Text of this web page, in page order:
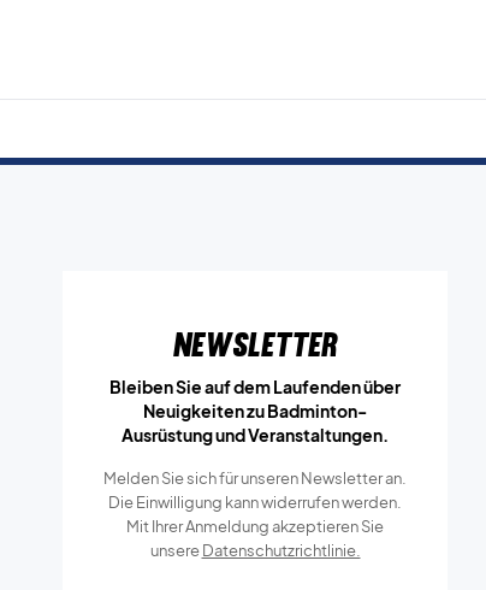
Newsletter
Bleiben Sie auf dem Laufenden über
Neuigkeiten zu Badminton-
Ausrüstung und Veranstaltungen.
Melden Sie sich für unseren Newsletter an.
Die Einwilligung kann widerrufen werden.
Mit Ihrer Anmeldung akzeptieren Sie
unsereDatenschutzrichtlinie.